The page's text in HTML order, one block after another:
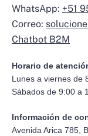
WhatsApp: +51
Correo:
Chatbot B2M
Horario de
Lunes a viernes de
Sábados de 9:00 a
Información de
Avenida Arica 785,